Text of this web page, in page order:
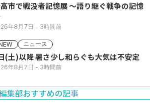
市で戦没者記憶展 ～語り継ぐ戦争の記憶
年8月7日 - 3時間前
ニュース
8日(土)以降 暑さ少し和らぐも大気は不安定
年8月7日 - 3時間前
集部おすすめの記事